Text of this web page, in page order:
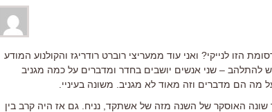
הזו לנייקי? ואני עוד ממעריצי רוברט רודריגז והקולנוע המודע
להתלהב – שני אנשים יושבים בחדר ומדברים על כמה מגניב
מה הם מדברים וזה מאוד לא מגניב. משונה בעיניי.
שונה האוסקר של השנה מזה של אשתקד, נניח. גם אז היה קרב בין